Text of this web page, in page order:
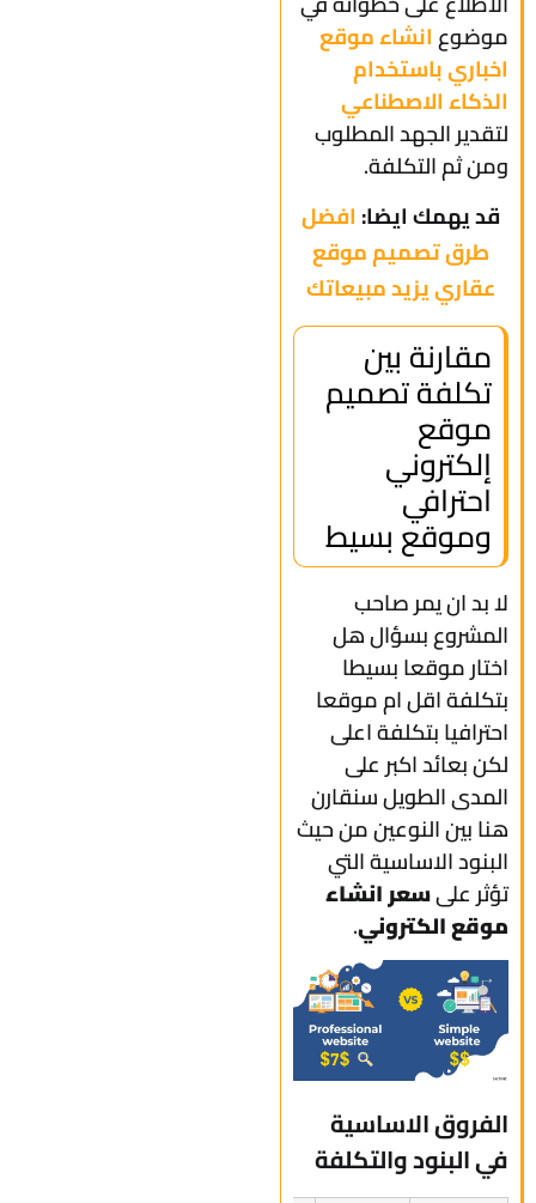
موضوعانشاء موقع
اخباري باستخدام
الذكاء الاصطناعي
لتقدير الجهد المطلوب
ومن ثم التكلفة.
قد يهمك ايضا: افضل
طرق تصميم موقع
عقاري يزيد مبيعاتك
مقارنة بين
تكلفة تصميم
موقع
إلكتروني
احترافي
وموقع بسيط
لا بد ان يمر صاحب
المشروع بسؤال هل
اختار موقعا بسيطا
بتكلفة اقل ام موقعا
احترافيا بتكلفة اعلى
لكن بعائد اكبر على
المدى الطويل سنقارن
هنا بين النوعين من حيث
البنود الاساسية التي
تؤثر علىسعر انشاء
موقع الكتروني.
الفروق الاساسية
في البنود والتكلفة